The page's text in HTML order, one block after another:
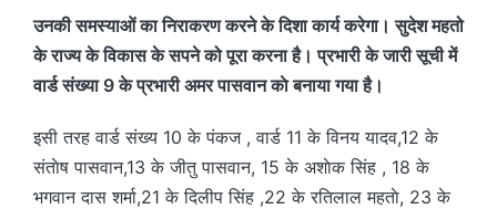
उनकी समस्याओं का निराकरण करने के दिशा कार्य करेगा। सुदेश महतो
के राज्य के विकास के सपने को पूरा करना है। प्रभारी के जारी सूची में
वार्ड संख्या 9 के प्रभारी अमर पासवान काे बनाया गया है।
इसी तरह वार्ड संख्य 10 के पंकज , वार्ड 11 के विनय यादव,12 के
संताेष पासवान,13 के जीतु पासवान, 15 के अशाेक सिंह , 18 के
भगवान दास शर्मा,21 के दिलीप सिंह ,22 के रतिलाल महताे, 23 के